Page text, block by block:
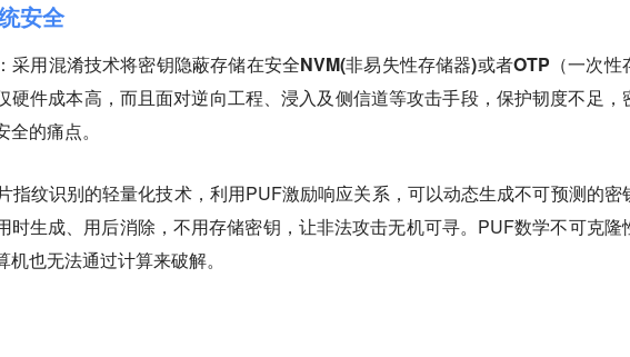
安全
采用混淆技术将密钥隐蔽存储在安全NVM(非易失性存储器)或者OTP（一次性
硬件成本高，而且面对逆向工程、浸入及侧信道等攻击手段，保护韧度不足，
的痛点。
指纹识别的轻量化技术，利用PUF激励响应关系，可以动态生成不可预测的密
时生成、用后消除， 不用存储密钥， 让非法攻击无机可寻。PUF数学不可克隆
也无法通过计算来破解。